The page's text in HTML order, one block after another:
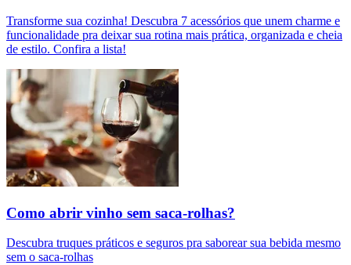
Transforme sua cozinha! Descubra 7 acessórios que unem charme e
funcionalidade pra deixar sua rotina mais prática, organizada e cheia
de estilo. Confira a lista!
Como abrir vinho sem saca-rolhas?
Descubra truques práticos e seguros pra saborear sua bebida mesmo
sem o saca-rolhas